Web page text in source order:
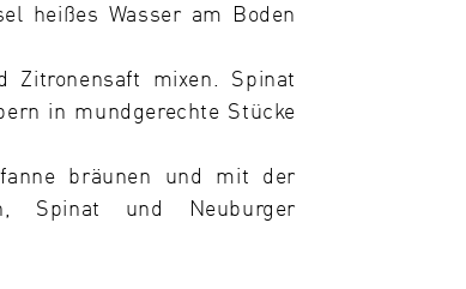
heißes Wasser am Boden
Zitronensaft mixen. Spinat
in mundgerechte Stücke
bräunen und mit der
Spinat und Neuburger